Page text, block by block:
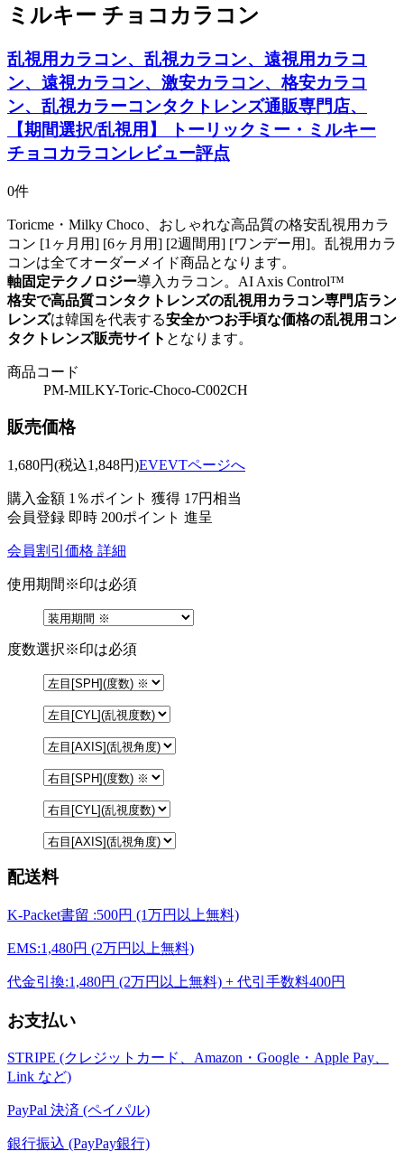
ミルキー チョコカラコン
乱視用カラコン、乱視カラコン、遠視用カラコ
ン、遠視カラコン、激安カラコン、格安カラコ
ン、乱視カラーコンタクトレンズ通販専門店、
【期間選択/乱視用】 トーリックミー・ミルキー
チョコカラコンレビュー評点
0件
Toricme・Milky Choco、おしゃれな高品質の格安乱視用カラ
コン [1ヶ月用] [6ヶ月用] [2週間用] [ワンデー用]。乱視用カラ
コンは全てオーダーメイド商品となります。
軸固定テクノロジー導入カラコン。 AI Axis Control™
格安で高品質コンタクトレンズの乱視用カラコン専門店ラン
レンズは韓国を代表する安全かつお手頃な価格の乱視用コン
タクトレンズ販売サイト となります。
商品コード
PM-MILKY-Toric-Choco-C002CH
販売価格
1,680円(税込1,848円)EVEVTページへ
購入金額 1％ポイント 獲得 17円相当
会員登録 即時 200ポイント 進呈
会員割引価格 詳細
使用期間 ※印は必須
度数選択※印は必須
配送料
K-Packet書留 :500円 (1万円以上無料)
EMS:1,480円 (2万円以上無料)
代金引換:1,480円 (2万円以上無料) + 代引手数料400円
お支払い
STRIPE (クレジットカード、Amazon・Google・Apple Pay、
Link など)
PayPal 決済 (ペイパル)
銀行振込 (PayPay銀行)